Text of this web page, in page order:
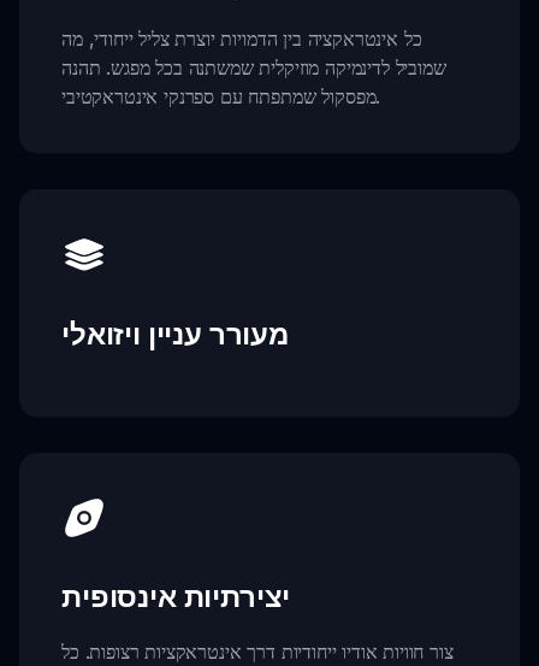
כל אינטראקציה בין הדמויות יוצרת צליל ייחודי, מה
שמוביל לדינמיקה מוזיקלית שמשתנה בכל מפגש. תהנה
מפסקול שמתפתח עם ספרנקי אינטראקטיבי.
מעורר עניין ויזואלי
יצירתיות אינסופית
צור חוויות אודיו ייחודיות דרך אינטראקציות רצופות. כל